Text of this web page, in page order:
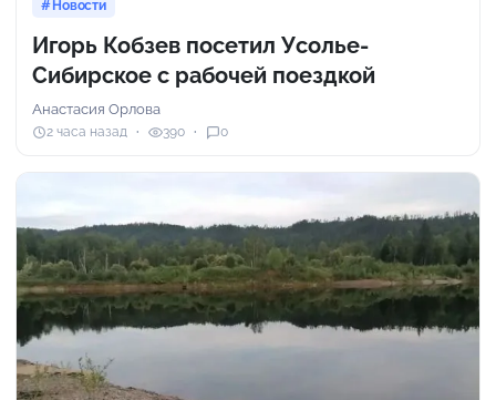
Новости
Игорь Кобзев посетил Усолье-
Сибирское с рабочей поездкой
Анастасия Орлова
2 часа назад 390 0